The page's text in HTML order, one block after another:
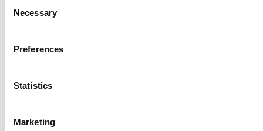
Necessary
Preferences
Statistics
Marketing
per tusen fødte